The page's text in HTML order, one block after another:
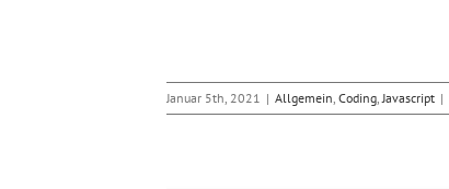
Januar 5th, 2021 | Allgemein, Coding,Javascript |